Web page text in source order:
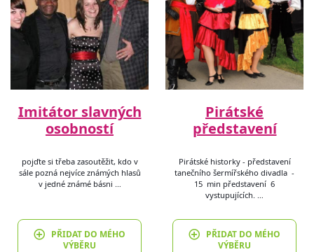
Imitátor slavných
osobností
pojďte si třeba zasoutěžit, kdo v
sále pozná nejvíce známých hlasů
v jedné známé básni …
PŘIDAT DO MÉHO
VÝBĚRU
Pirátské
představení
Pirátské historky - představení
tanečního šermířského divadla -
15 min představení 6
vystupujících. …
PŘIDAT DO MÉHO
VÝBĚRU